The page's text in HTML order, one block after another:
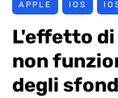
APPLE IOS
L'effetto
non
degli